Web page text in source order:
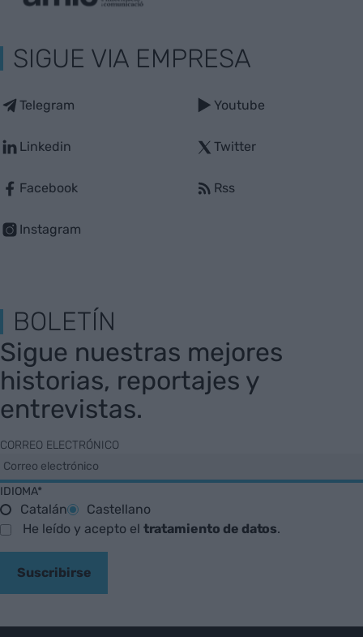
SIGUE VIA EMPRESA
Telegram
Linkedin
Facebook
Instagram
Youtube
Twitter
Rss
BOLETÍN
Sigue nuestras mejores
historias, reportajes y
entrevistas.
CORREO ELECTRÓNICO
IDIOMA*
Catalán
Castellano
He leído y acepto el tratamiento de datos.
Suscribirse